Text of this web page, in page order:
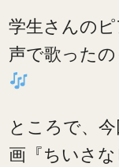
学生さんの
声で歌った
ところで、
画『ちいさ